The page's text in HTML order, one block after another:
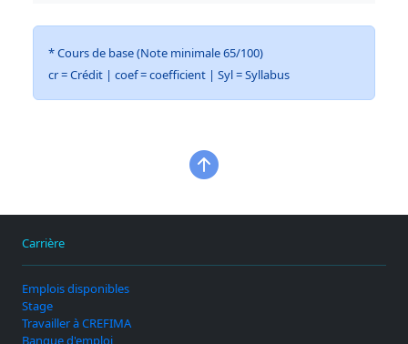
* Cours de base (Note minimale 65/100)
cr = Crédit | coef = coefficient | Syl = Syllabus
Carrière
Emplois disponibles
Stage
Travailler à CREFIMA
Banque d'emploi